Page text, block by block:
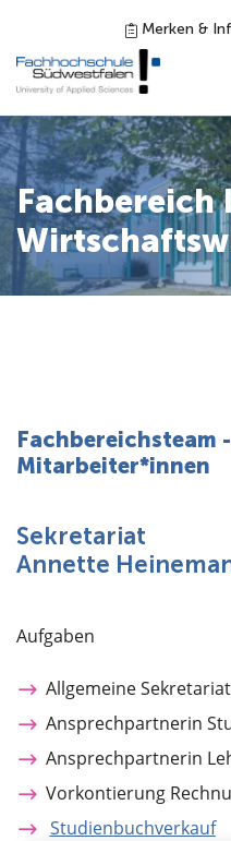
Merken &
Studieninteressierte
Studienangebot
Studierende
Karriere
Fachbereich
Fachbereichsteam
Mitarbeiter*innen
Sekretariat
Annette
Aufgaben
Allgemeine
Ansprechpartnerin
Ansprechpartnerin
Vorkontierung
Studienbuchverkauf